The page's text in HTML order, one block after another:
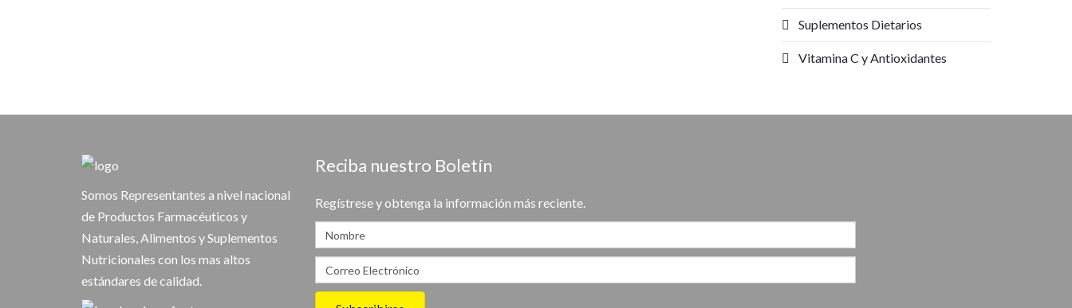
Suplementos Dietarios
Vitamina C y Antioxidantes
Somos Representantes a nivel nacional
de Productos Farmacéuticos y
Naturales, Alimentos y Suplementos
Nutricionales con los mas altos
estándares de calidad.
Reciba nuestro Boletín
Regístrese y obtenga la información más reciente.